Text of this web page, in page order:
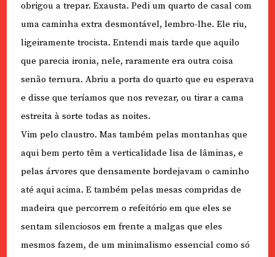
obrigou a trepar. Exausta. Pedi um quarto de casal com
uma caminha extra desmontável, lembro-lhe. Ele riu,
ligeiramente trocista. Entendi mais tarde que aquilo
que parecia ironia, nele, raramente era outra coisa
senão ternura. Abriu a porta do quarto que eu esperava
e disse que teríamos que nos revezar, ou tirar a cama
estreita à sorte todas as noites.
Vim pelo claustro. Mas também pelas montanhas que
aqui bem perto têm a verticalidade lisa de lâminas, e
pelas árvores que densamente bordejavam o caminho
até aqui acima. E também pelas mesas compridas de
madeira que percorrem o refeitório em que eles se
sentam silenciosos em frente a malgas que eles
mesmos fazem, de um minimalismo essencial como só